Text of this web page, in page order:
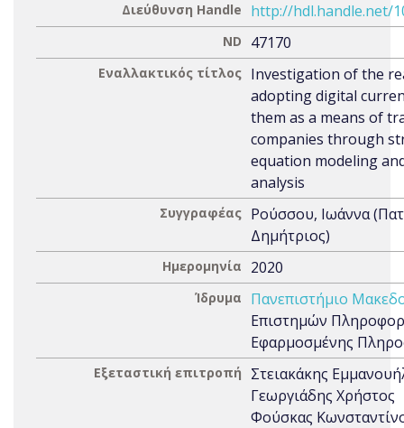
Διεύθυνση Handle http://hdl.handle.net/
ND 47170
Εναλλακτικός τίτλος Investigation of the
adopting digital
them as a means of
companies through
equation modeling
analysis
Συγγραφέας Ρούσσου, Ιωάννα
Δημήτριος)
Ημερομηνία 2020
Ίδρυμα
Πανεπιστήμιο
Επιστημών
Εφαρμοσμένης
Εξεταστική επιτροπή
Στειακάκης
Γεωργιάδης Χρήστος
Φούσκας